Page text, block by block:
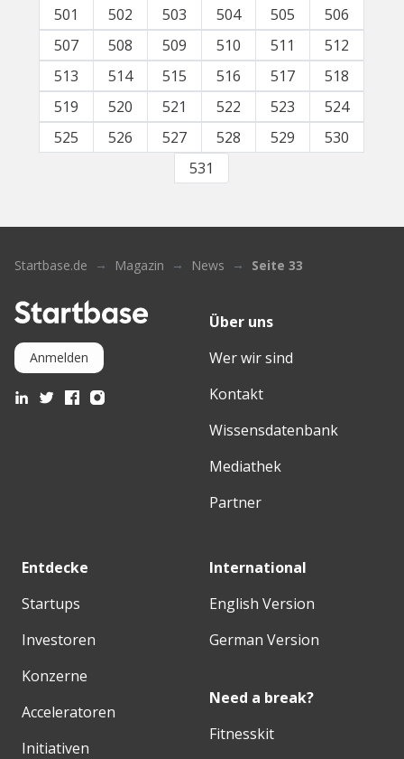
501 502 503 504 505
506
507
508 509 510 511
512
513
514 515 516 517
518
519
520 521 522 523
524
525
526 527 528 529
530
531
Startbase.de Magazin News Seite 33
Anmelden
Über uns
Wer wir sind
Kontakt
Wissensdatenbank
Mediathek
Partner
Entdecke
Startups
Investoren
Konzerne
Acceleratoren
Initiativen
International
English Version
German Version
Need a break?
Fitnesskit